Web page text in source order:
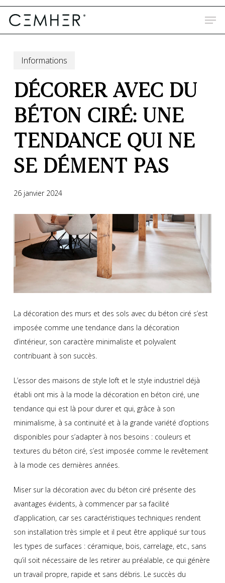
Skip
main
Informations
DÉCORER AVEC DU
BÉTON CIRÉ: UNE
TENDANCE QUI NE
SE DÉMENT PAS
26 janvier 2024
La décoration des murs et des sols avec du béton ciré s’est
imposée comme une tendance dans la décoration
d’intérieur, son caractère minimaliste et polyvalent
contribuant à son succès.
L’essor des maisons de style loft et le style industriel déjà
établi ont mis à la mode la décoration en béton ciré, une
tendance qui est là pour durer et qui, grâce à son
minimalisme, à sa continuité et à la grande variété d’options
disponibles pour s’adapter à nos besoins : couleurs et
textures du béton ciré, s’est imposée comme le revêtement
à la mode ces dernières années.
Miser sur la décoration avec du béton ciré présente des
avantages évidents, à commencer par sa facilité
d’application, car ses caractéristiques techniques rendent
son installation très simple et il peut être appliqué sur tous
les types de surfaces : céramique, bois, carrelage, etc., sans
qu’il soit nécessaire de les retirer au préalable, ce qui génère
un travail propre, rapide et sans débris. Le succès du